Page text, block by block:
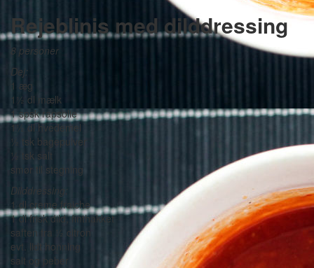
Rejeblinis med dilddressing
8 personer
Dej:
1 æg
1½ dl mælk
1 spsk rapsolie
1½ dl hvedemel
½ tsk bagepulver
½ tsk salt
smør til stegning
Dilddressing:
1 dl creme fraiche
1 dl frisk dild, finthakket
saften fra ½ citron
evt. lidt honning
salt og peber